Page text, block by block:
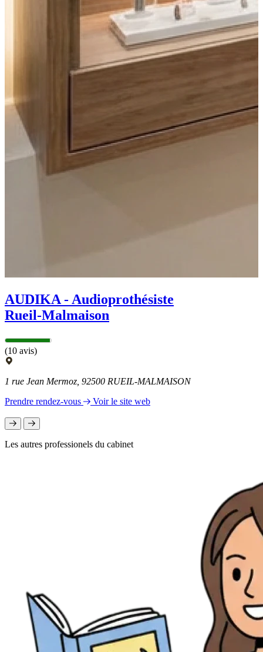
AUDIKA - Audioprothésiste
Rueil-Malmaison
(10 avis)
1 rue Jean Mermoz, 92500 RUEIL-MALMAISON
Prendre rendez-vous
Voir le site web
Les autres professionels du cabinet